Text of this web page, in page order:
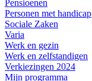
Pensioenen
Personen met handicap
Sociale Zaken
Varia
Werk en gezin
Werk en zelfstandigen
Verkiezingen 2024
Mijn programma